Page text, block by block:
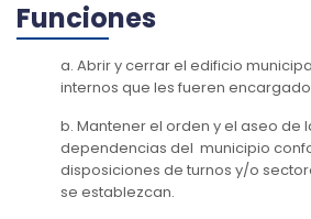
Funciones
a. Abrir y cerrar el edificio
internos que les fueren
b. Mantener el orden y el aseo de
dependencias del municipio
disposiciones de turnos y/o
se establezcan.